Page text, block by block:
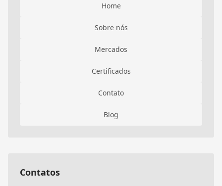
Home
Sobre nós
Mercados
Certificados
Contato
Blog
Contatos